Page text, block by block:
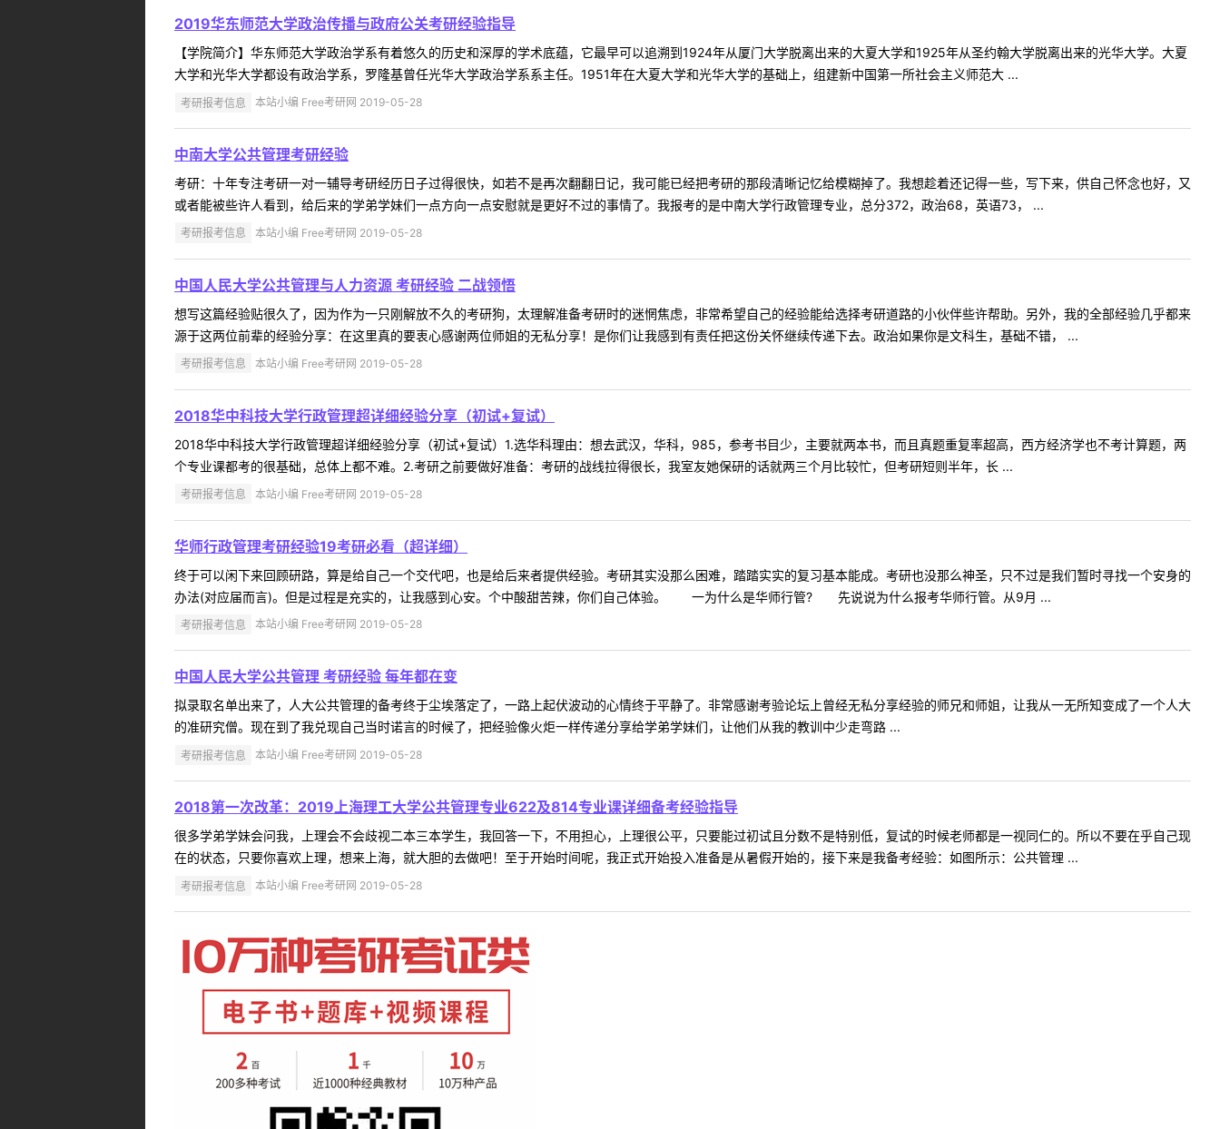
2019华东师范大学政治传播与政府公关考研经验指导
【学院简介】华东师范大学政治学系有着悠久的历史和深厚的学术底蕴，它最早可以追溯到1924年从厦门大学脱离出来的大夏大学和1925年从圣约翰大学脱离出来的光华大学。大夏
大学和光华大学都设有政治学系，罗隆基曾任光华大学政治学系系主任。1951年在大夏大学和光华大学的基础上，组建新中国第一所社会主义师范大 ...
考研报考信息 本站小编 Free考研网 2019-05-28
中南大学公共管理考研经验
考研：十年专注考研一对一辅导考研经历日子过得很快，如若不是再次翻翻日记，我可能已经把考研的那段清晰记忆给模糊掉了。我想趁着还记得一些，写下来，供自己怀念也好，又
或者能被些许人看到，给后来的学弟学妹们一点方向一点安慰就是更好不过的事情了。我报考的是中南大学行政管理专业，总分372，政治68，英语73， ...
考研报考信息 本站小编 Free考研网 2019-05-28
中国人民大学公共管理与人力资源 考研经验 二战领悟
想写这篇经验贴很久了，因为作为一只刚解放不久的考研狗，太理解准备考研时的迷惘焦虑，非常希望自己的经验能给选择考研道路的小伙伴些许帮助。另外，我的全部经验几乎都来
源于这两位前辈的经验分享：在这里真的要衷心感谢两位师姐的无私分享！是你们让我感到有责任把这份关怀继续传递下去。政治如果你是文科生，基础不错， ...
考研报考信息 本站小编 Free考研网 2019-05-28
2018华中科技大学行政管理超详细经验分享（初试+复试）
2018华中科技大学行政管理超详细经验分享（初试+复试）1.选华科理由：想去武汉，华科，985，参考书目少，主要就两本书，而且真题重复率超高，西方经济学也不考计算题，两
个专业课都考的很基础，总体上都不难。2.考研之前要做好准备：考研的战线拉得很长，我室友她保研的话就两三个月比较忙，但考研短则半年，长 ...
考研报考信息 本站小编 Free考研网 2019-05-28
华师行政管理考研经验19考研必看（超详细）
终于可以闲下来回顾研路，算是给自己一个交代吧，也是给后来者提供经验。考研其实没那么困难，踏踏实实的复习基本能成。考研也没那么神圣，只不过是我们暂时寻找一个安身的
办法(对应届而言)。但是过程是充实的，让我感到心安。个中酸甜苦辣，你们自己体验。 一为什么是华师行管? 先说说为什么报考华师行管。从9月 ...
考研报考信息 本站小编 Free考研网 2019-05-28
中国人民大学公共管理 考研经验 每年都在变
拟录取名单出来了，人大公共管理的备考终于尘埃落定了，一路上起伏波动的心情终于平静了。非常感谢考验论坛上曾经无私分享经验的师兄和师姐，让我从一无所知变成了一个人大
的准研究僧。现在到了我兑现自己当时诺言的时候了，把经验像火炬一样传递分享给学弟学妹们，让他们从我的教训中少走弯路 ...
考研报考信息 本站小编 Free考研网 2019-05-28
2018第一次改革：2019上海理工大学公共管理专业622及814专业课详细备考经验指导
很多学弟学妹会问我，上理会不会歧视二本三本学生，我回答一下，不用担心，上理很公平，只要能过初试且分数不是特别低，复试的时候老师都是一视同仁的。所以不要在乎自己现
在的状态，只要你喜欢上理，想来上海，就大胆的去做吧！至于开始时间呢，我正式开始投入准备是从暑假开始的，接下来是我备考经验：如图所示：公共管理 ...
考研报考信息 本站小编 Free考研网 2019-05-28